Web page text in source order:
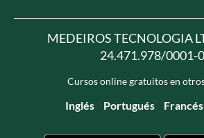
MEDEIROS TECNOLOGIA
24.471.978/0001-
Cursos online gratuitos en
Inglés Portugués Francés